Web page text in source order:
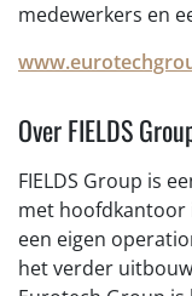
medewerkers en
Over FIELDS
FIELDS Group is
met hoofdkantoor
een eigen
het verder